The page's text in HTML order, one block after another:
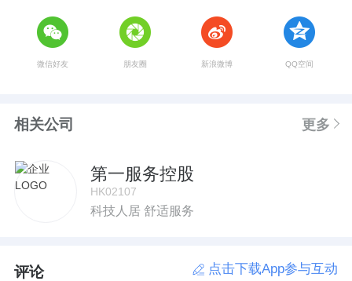
微信好友 朋友圈 新浪微博 QQ空间
相关公司 更多
第一服务控股
HK02107
科技人居 舒适服务
评论 点击下载App参与互动